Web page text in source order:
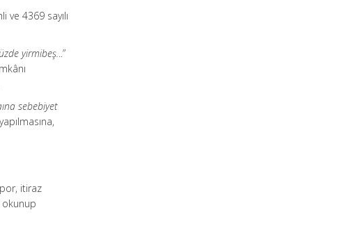
ve 4369 sayılı
yirmibeş. ..”
sebebiyet
itiraz
okunup